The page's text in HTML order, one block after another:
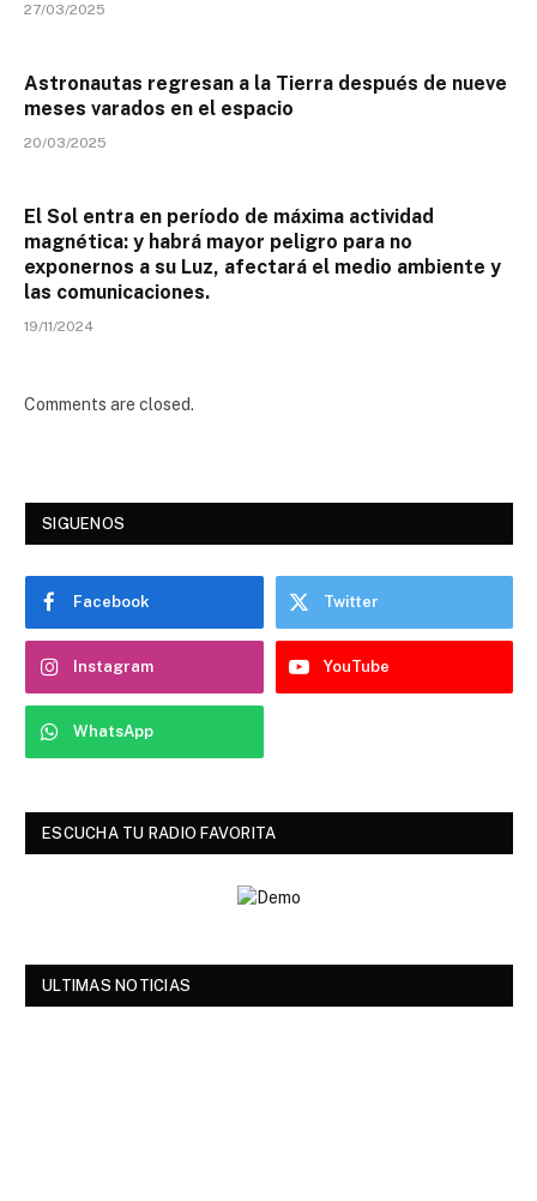
27/03/2025
Astronautas regresan a la Tierra después de nueve
meses varados en el espacio
20/03/2025
El Sol entra en período de máxima actividad
magnética: y habrá mayor peligro para no
exponernos a su Luz, afectará el medio ambiente y
las comunicaciones.
19/11/2024
Comments are closed.
SIGUENOS
Facebook Twitter
Instagram YouTube
WhatsApp
ESCUCHA TU RADIO FAVORITA
ULTIMAS NOTICIAS